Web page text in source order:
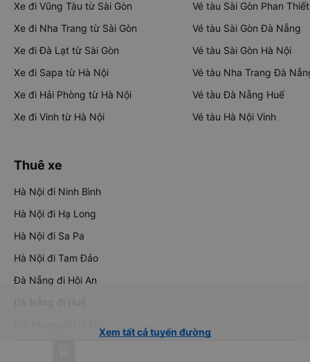
Xe đi Vũng Tàu từ Sài Gòn
Xe đi Nha Trang từ Sài Gòn
Xe đi Đà Lạt từ Sài Gòn
Xe đi Sapa từ Hà Nội
Xe đi Hải Phòng từ Hà Nội
Xe đi Vinh từ Hà Nội
Vé tàu Sài Gòn Phan Thiết
Vé tàu Sài Gòn Đà Nẵng
Vé tàu Sài Gòn Hà Nội
Vé tàu Nha Trang Đà
Vé tàu Đà Nẵng Huế
Vé tàu Hà Nội Vinh
Thuê xe
Hà Nội đi Ninh Bình
Hà Nội đi Hạ Long
Hà Nội đi Sa Pa
Hà Nội đi Tam Đảo
Đà Nẵng đi Hội An
Đà Nẵng đi Huế
Xem tất cả tuyến đường